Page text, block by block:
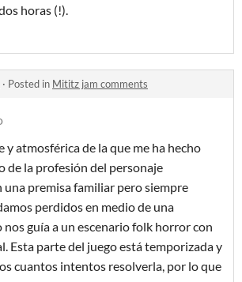
horas (!).
· Posted in Mititz jam comments
y atmosférica de la que me ha hecho
de la profesión del personaje
premisa familiar pero siempre
perdidos en medio de una
nos guía a un escenario folk horror con
Esta parte del juego está temporizada y
cuantos intentos resolverla, por lo que